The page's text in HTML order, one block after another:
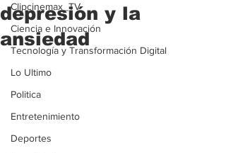
Clipcinemax_TV
Ciencia e Innovación
Tecnología y Transformación Digital
Lo Ultimo
Politica
Entretenimiento
Deportes
depresión y la
ansiedad